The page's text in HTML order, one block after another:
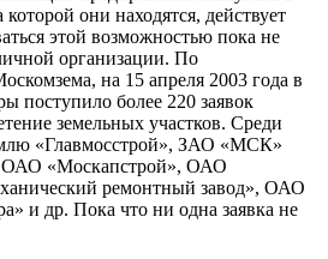
они находятся, действует
этой возможностью пока не
организации. По
на 15 апреля 2003 года в
поступило более 220 заявок
земельных участков. Среди
«Главмосстрой», ЗАО «МСК»
ОАО «Москапстрой», ОАО
ремонтный завод», ОАО
и др. Пока что ни одна заявка не